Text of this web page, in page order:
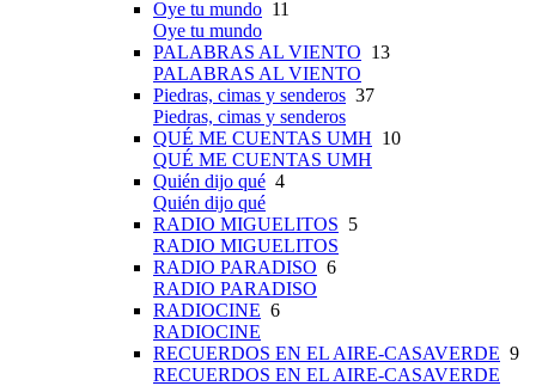
Oye tu mundo 11
Oye tu mundo
PALABRAS AL VIENTO 13
PALABRAS AL VIENTO
Piedras, cimas y senderos 37
Piedras, cimas y senderos
QUÉ ME CUENTAS UMH 10
QUÉ ME CUENTAS UMH
Quién dijo qué 4
Quién dijo qué
RADIO MIGUELITOS 5
RADIO MIGUELITOS
RADIO PARADISO 6
RADIO PARADISO
RADIOCINE 6
RADIOCINE
RECUERDOS EN EL AIRE-CASAVERDE 9
RECUERDOS EN EL AIRE-CASAVERDE